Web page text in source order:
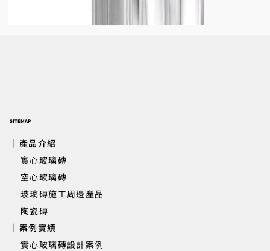
Q19 Doric 空心玻璃磚
SITEMAP
｜產品介紹
實心玻璃磚
​ 空心玻璃磚
玻璃磚施工周邊產品
陶瓷磚
｜案例實績
實心玻璃磚設計案例